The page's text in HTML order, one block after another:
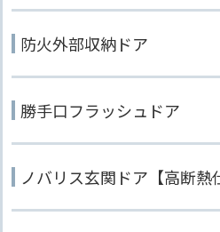
防火外部収納ドア
勝手口フラッシュドア
ノバリス玄関ドア【高断熱